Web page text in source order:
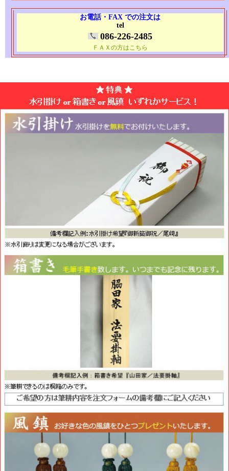
お電話・FAX での注文は
tel
086-226-2485
ＦＡＸの方はこちら